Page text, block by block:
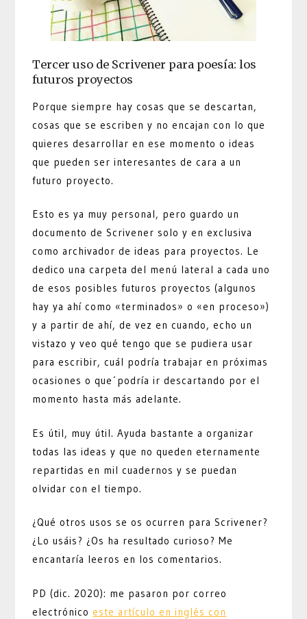
Tercer uso de Scrivener para poesía: los
futuros proyectos
Porque siempre hay cosas que se descartan,
cosas que se escriben y no encajan con lo que
quieres desarrollar en ese momento o ideas
que pueden ser interesantes de cara a un
futuro proyecto.
Esto es ya muy personal, pero guardo un
documento de Scrivener solo y en exclusiva
como archivador de ideas para proyectos. Le
dedico una carpeta del menú lateral a cada uno
de esos posibles futuros proyectos (algunos
hay ya ahí como «terminados» o «en proceso»)
y a partir de ahí, de vez en cuando, echo un
vistazo y veo qué tengo que se pudiera usar
para escribir, cuál podría trabajar en próximas
ocasiones o que´podría ir descartando por el
momento hasta más adelante.
Es útil, muy útil. Ayuda bastante a organizar
todas las ideas y que no queden eternamente
repartidas en mil cuadernos y se puedan
olvidar con el tiempo.
¿Qué otros usos se os ocurren para Scrivener?
¿Lo usáis? ¿Os ha resultado curioso? Me
encantaría leeros en los comentarios.
PD (dic. 2020): me pasaron por correo
electrónico este artículo en inglés con